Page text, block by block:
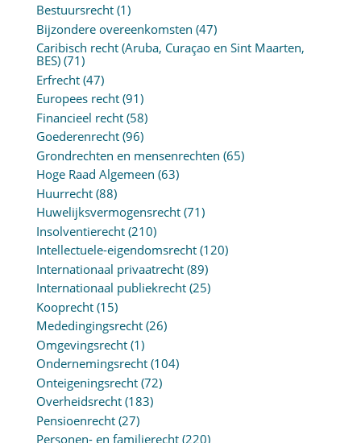
Bestuursrecht(1)
Bijzondere overeenkomsten (47)
Caribisch recht (Aruba, Curaçao en Sint Maarten,
BES)(71)
Erfrecht(47)
Europees recht(91)
Financieel recht(58)
Goederenrecht(96)
Grondrechten en mensenrechten (65)
Hoge Raad Algemeen (63)
Huurrecht(88)
Huwelijksvermogensrecht(71)
Insolventierecht(210)
Intellectuele-eigendomsrecht(120)
Internationaal privaatrecht(89)
Internationaal publiekrecht(25)
Kooprecht(15)
Mededingingsrecht(26)
Omgevingsrecht(1)
Ondernemingsrecht(104)
Onteigeningsrecht(72)
Overheidsrecht(183)
Pensioenrecht(27)
Personen- en familierecht(220)